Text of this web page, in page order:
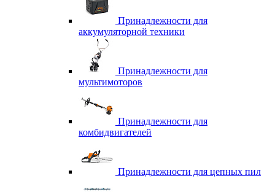
Принадлежности для
аккумуляторной техники
Принадлежности для
мультимоторов
Принадлежности для
комбидвигателей
Принадлежности для цепных пил